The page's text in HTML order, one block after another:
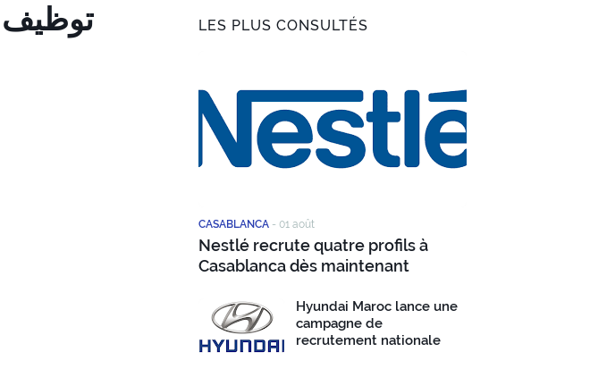
LES PLUS CONSULTÉS
CASABLANCA - 01 août
Nestlé recrute quatre profils à
Casablanca dès maintenant
Hyundai Maroc lance une
campagne de
recrutement nationale